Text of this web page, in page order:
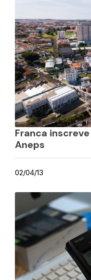
Franca
Aneps
02/04/13